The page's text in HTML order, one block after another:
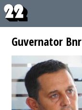
Guvernator Bnr